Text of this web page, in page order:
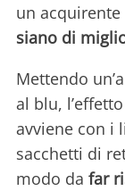
un
siano di
Mettendo
al blu,
avviene con i
sacchetti di
modo da far